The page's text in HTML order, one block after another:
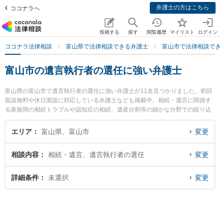
ココナラへ 弁護士の方はこちら
投稿する 探す 閲覧履歴 マイリスト ログイン
ココナラ法律相談 富山県で法律相談できる弁護士 富山市で法律相談で
富山市の遺言執行者の選任に強い弁護士
富山県の富山市で遺言執行者の選任に強い弁護士が11名見つかりました。初回
面談無料や休日面談に対応している弁護士なども掲載中。相続・遺言に関係す
る家族間の相続トラブルや認知症の相続、遺産分割等の細かな分野での絞り込
み検索もでき便利です。特に法律事務所Z 富山オフィスの伊藤 建弁護士や脇法
律事務所の脇 徹弁護士、菊法律事務所の大橋 弘輝弁護士のプロフィール情報や
選任のトラブル解決の実績豊富な近くの弁護士を検索したい』『初回相談無料
で遺言執行者の選任を法律相談できる富山市内の弁護士に相談予約したい』な
どでお困りの相談者さんにおすすめです。
エリア 富山県、富山市 変更
相談内容 相続・遺言、遺言執行者の選任 変更
詳細条件 未選択 変更